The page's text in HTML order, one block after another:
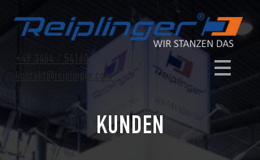
+49 3464 / 54160
kontakt@reiplinger.com
KUNDEN